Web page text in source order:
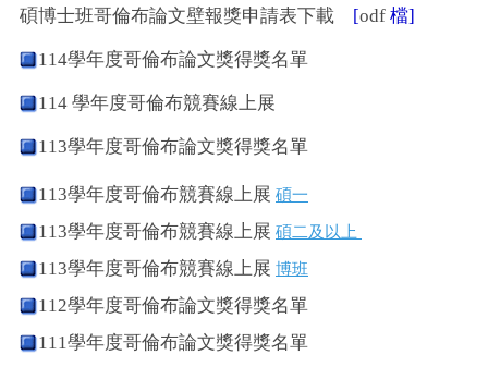
碩博士班哥倫布論文壁報獎申請表下載 [odf 檔]
114學年度哥倫布論文獎得獎名單
114 學年度哥倫布競賽線上展
113學年度哥倫布論文獎得獎名單
113學年度哥倫布競賽線上展 碩一
113學年度哥倫布競賽線上展 碩二及以上
113學年度哥倫布競賽線上展 博班
112學年度哥倫布論文獎得獎名單
111學年度哥倫布論文獎得獎名單